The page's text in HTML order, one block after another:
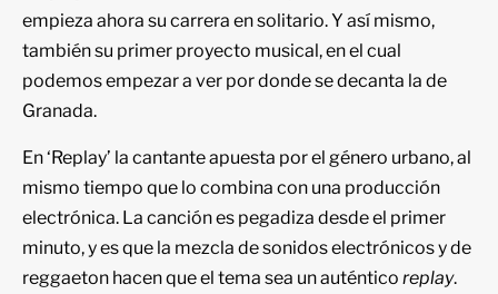
empieza ahora su carrera en solitario. Y así mismo,
también su primer proyecto musical, en el cual
podemos empezar a ver por donde se decanta la de
Granada.
En ‘Replay’ la cantante apuesta por el género urbano, al
mismo tiempo que lo combina con una producción
electrónica. La canción es pegadiza desde el primer
minuto, y es que la mezcla de sonidos electrónicos y de
reggaeton hacen que el tema sea un auténtico replay.